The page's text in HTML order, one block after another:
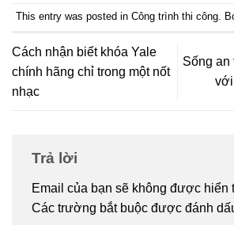
This entry was posted in Công trình thi công.
Cách nhận biết khóa Yale
chính hãng chỉ trong một nốt
nhạc
Sống an
với
Trả lời
Email của bạn sẽ không được hiển
Các trường bắt buộc được đánh